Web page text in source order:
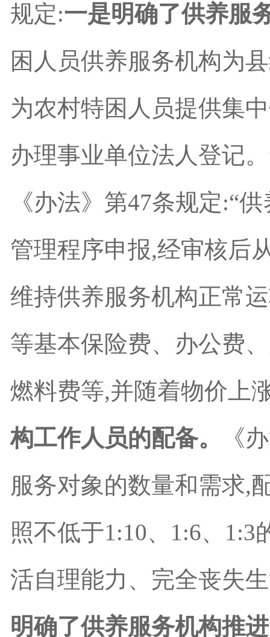
规定:一是明确了供养服
困人员供养服务机构为
为农村特困人员提供集
办理事业单位法人登记
《办法》第47条规定:“
管理程序申报,经审核后
维持供养服务机构正常
等基本保险费、办公费
燃料费等,并随着物价上
构工作人员的配备。
《
服务对象的数量和需求,
照不低于1:10、 1:6、 1:3
活自理能力、完全丧失
明确了供养服务机构推